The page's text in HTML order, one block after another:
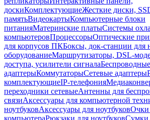
доскиКомплектующиеЖесткие диски,
памятьВидеокартыКомпьютерные блоки
питанияМатеринские платыСистемы
компьютеровПроцессорыОптические
для корпусов ПКБоксы, док-станции для
оборудованиеМаршрутизаторы, DSL-
доступа, усилители сигналаБеспроводные
адаптерыКоммутаторыСетевые адаптеры
комплектующиеIP-телефония
переходники сетевыеАнтенны для
связиАксессуары для компьютерной
ноутбуковАксессуары для ноутбуковОчки
компьютераРюкзаки для ноутбуков